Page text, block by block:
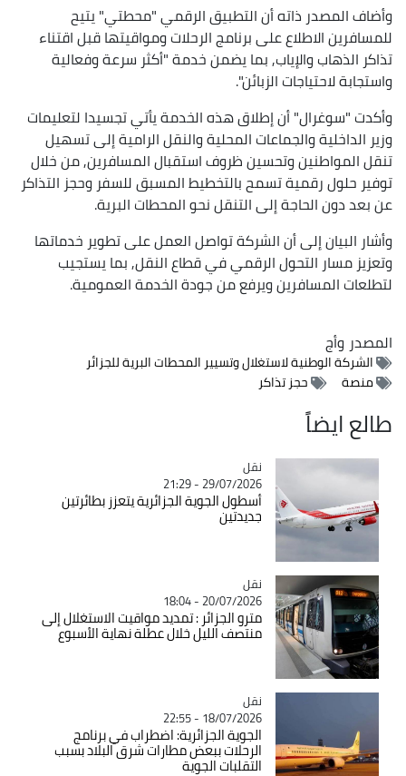
وأضاف المصدر ذاته أن التطبيق الرقمي "محطتي" يتيح
للمسافرين الاطلاع على برنامج الرحلات ومواقيتها قبل اقتناء
تذاكر الذهاب والإياب, بما يضمن خدمة "أكثر سرعة وفعالية
واستجابة لاحتياجات الزبائن".
وأكدت "سوغرال" أن إطلاق هذه الخدمة يأتي تجسيدا لتعليمات
وزير الداخلية والجماعات المحلية والنقل الرامية إلى تسهيل
تنقل المواطنين وتحسين ظروف استقبال المسافرين, من خلال
توفير حلول رقمية تسمح بالتخطيط المسبق للسفر وحجز التذاكر
عن بعد دون الحاجة إلى التنقل نحو المحطات البرية.
وأشار البيان إلى أن الشركة تواصل العمل على تطوير خدماتها
وتعزيز مسار التحول الرقمي في قطاع النقل, بما يستجيب
لتطلعات المسافرين ويرفع من جودة الخدمة العمومية.
المصدروأج
الشركة الوطنية لاستغلال وتسيير المحطات البرية للجزائر
منصة
حجز تذاكر
طالع ايضاً
Catégorie
نقل
29/07/2026 - 21:29
أسطول الجوية الجزائرية يتعزز بطائرتين
جديدتين
Catégorie
نقل
20/07/2026 - 18:04
مترو الجزائر : تمديد مواقيت الاستغلال إلى
منتصف الليل خلال عطلة نهاية الأسبوع
Catégorie
نقل
18/07/2026 - 22:55
الجوية الجزائرية: اضطراب في برنامج
الرحلات ببعض مطارات شرق البلاد بسبب
التقلبات الجوية